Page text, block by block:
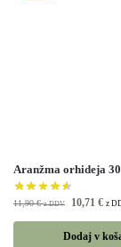
Aranžma orhideja
11,90€ z DDV 10,71 € z
Dodaj v